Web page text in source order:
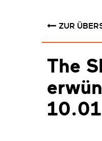
ZUR
The